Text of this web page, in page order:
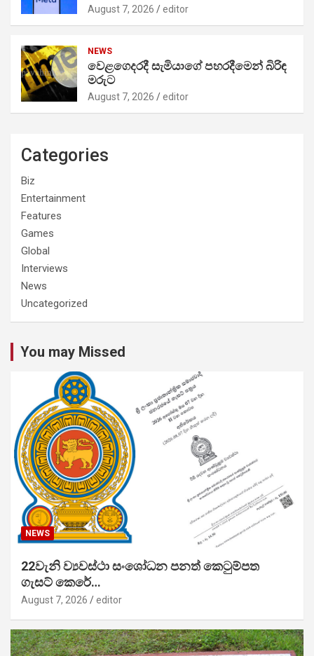
August 7, 2026 editor
NEWS
වෙළගෙදරදී සැමියාගේ පහරදීමෙන් බිරිඳ
මරුට
August 7, 2026 editor
Categories
Biz
Entertainment
Features
Games
Global
Interviews
News
Uncategorized
You may Missed
NEWS
22වැනි ව්‍යවස්ථා සංශෝධන පනත් කෙටුම්පත
ගැසට් කෙරේ…
August 7, 2026 editor